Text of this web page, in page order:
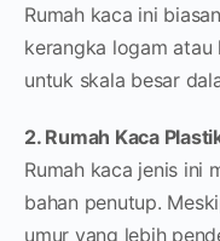
Rumah kaca ini
kerangka logam atau
untuk skala besar
2. Rumah Kaca
Rumah kaca jenis ini
bahan penutup.
umur yang lebih